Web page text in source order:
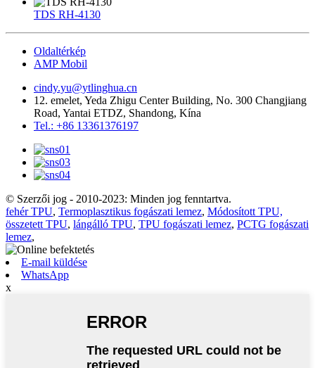
TDS RH-4130
Oldaltérkép
AMP Mobil
cindy.yu@ytlinghua.cn
12. emelet, Yeda Zhigu Center Building, No. 300 Changjiang
Road, Yantai ETDZ, Shandong, Kína
Tel.: +86 13361376197
© Szerzői jog - 2010-2023: Minden jog fenntartva.
fehér TPU, Termoplasztikus fogászati ​​lemez, Módosított TPU,
összetett TPU, lángálló TPU, TPU fogászati ​​lemez, PCTG fogászati
​​lemez,
E-mail küldése
WhatsApp
x